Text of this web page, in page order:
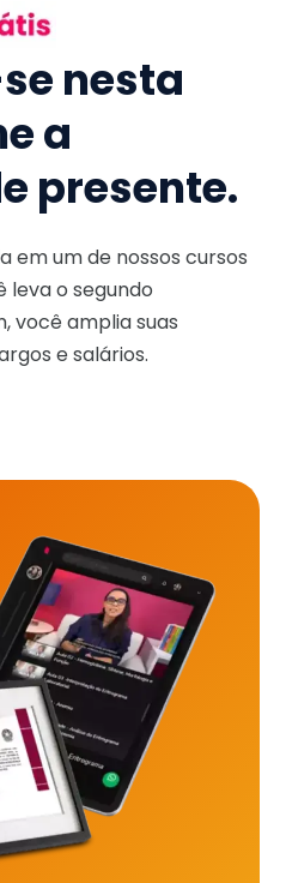
nesta
a
presente.
em um de nossos cursos
leva o segundo
você amplia suas
e salários.